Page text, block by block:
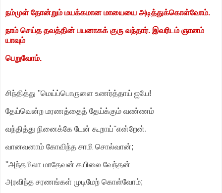
நம்முள் தோன்றும் மயக்கமான மாயையை அடித்துக்கொள்வோம்.
நாம் செய்த தவத்தின் பயனாகக் குரு வந்தார். இவரிடம் ஞானம்
யாவும்
பெறுவோம்.
சிந்தித்து ''மெய்ப்பொருளை உணர்த்தாய் ஐயே!
தேய்வென்ற மரணத்தைத் தேய்க்கும் வண்ணம்
வந்தித்து நினைக்கே டேன் கூறாய்''என்றேன்.
வானவனாம் கோவிந்த சாமி சொல்வான்;
''அந்தமிலா மாதேவன் கயிலை வேந்தன்
அரவிந்த சரணங்கள் முடிமேற் கொள்வோம்;